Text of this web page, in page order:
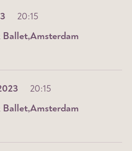
20:15
Amsterdam
Ballet
20:15
Amsterdam
Ballet